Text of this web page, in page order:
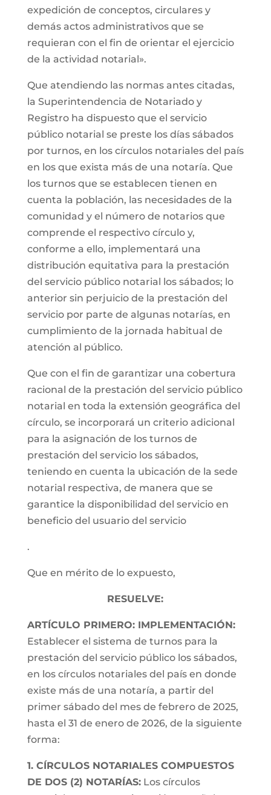
expedición de conceptos, circulares y
demás actos administrativos que se
requieran con el fin de orientar el ejercicio
de la actividad notarial».
Que atendiendo las normas antes citadas,
la Superintendencia de Notariado y
Registro ha dispuesto que el servicio
público notarial se preste los días sábados
por turnos, en los círculos notariales del país
en los que exista más de una notaría. Que
los turnos que se establecen tienen en
cuenta la población, las necesidades de la
comunidad y el número de notarios que
comprende el respectivo círculo y,
conforme a ello, implementará una
distribución equitativa para la prestación
del servicio público notarial los sábados; lo
anterior sin perjuicio de la prestación del
servicio por parte de algunas notarías, en
cumplimiento de la jornada habitual de
atención al público.
Que con el fin de garantizar una cobertura
racional de la prestación del servicio público
notarial en toda la extensión geográfica del
círculo, se incorporará un criterio adicional
para la asignación de los turnos de
prestación del servicio los sábados,
teniendo en cuenta la ubicación de la sede
notarial respectiva, de manera que se
garantice la disponibilidad del servicio en
beneficio del usuario del servicio
.
Que en mérito de lo expuesto,
RESUELVE:
ARTÍCULO PRIMERO: IMPLEMENTACIÓN:
Establecer el sistema de turnos para la
prestación del servicio público los sábados,
en los círculos notariales del país en donde
existe más de una notaría, a partir del
primer sábado del mes de febrero de 2025,
hasta el 31 de enero de 2026, de la siguiente
forma:
1. CÍRCULOS NOTARIALES COMPUESTOS
DE DOS (2) NOTARÍAS:Los círculos